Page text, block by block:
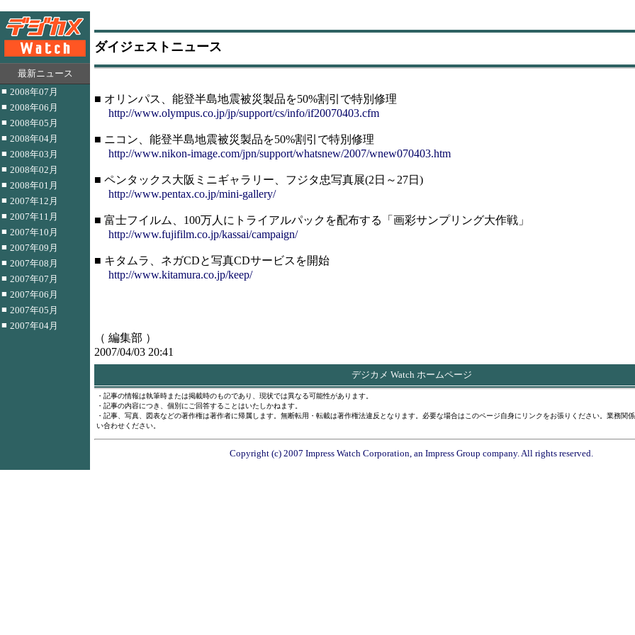
最新ニュース
■ 2008年07月
■ 2008年06月
■ 2008年05月
■ 2008年04月
■ 2008年03月
■ 2008年02月
■ 2008年01月
■ 2007年12月
■ 2007年11月
■ 2007年10月
■ 2007年09月
■ 2007年08月
■ 2007年07月
■ 2007年06月
■ 2007年05月
■ 2007年04月
ダイジェストニュース
■ オリンパス、能登半島地震被災製品を50%割引で特別修理
http://www.olympus.co.jp/jp/support/cs/info/if20070403.cfm
■ ニコン、能登半島地震被災製品を50%割引で特別修理
http://www.nikon-image.com/jpn/support/whatsnew/2007/wnew070403.htm
■ ペンタックス大阪ミニギャラリー、フジタ忠写真展(2日～27日)
http://www.pentax.co.jp/mini-gallery/
■ 富士フイルム、100万人にトライアルパックを配布する「画彩サンプリング大作戦」
http://www.fujifilm.co.jp/kassai/campaign/
■ キタムラ、ネガCDと写真CDサービスを開始
http://www.kitamura.co.jp/keep/
（ 編集部 ）
2007/04/03 20:41
デジカメ Watch ホームページ
・記事の情報は執筆時または掲載時のものであり、現状では異なる可能性があります。
・記事の内容につき、個別にご回答することはいたしかねます。
・記事、写真、図表などの著作権は著作者に帰属します。無断転用・転載は著作権法違反となります。必要な場合はこのページ自身にリンクをお張りください。業務関
い合わせください。
Copyright (c) 2007 Impress Watch Corporation, an Impress Group company. All rights reserved.